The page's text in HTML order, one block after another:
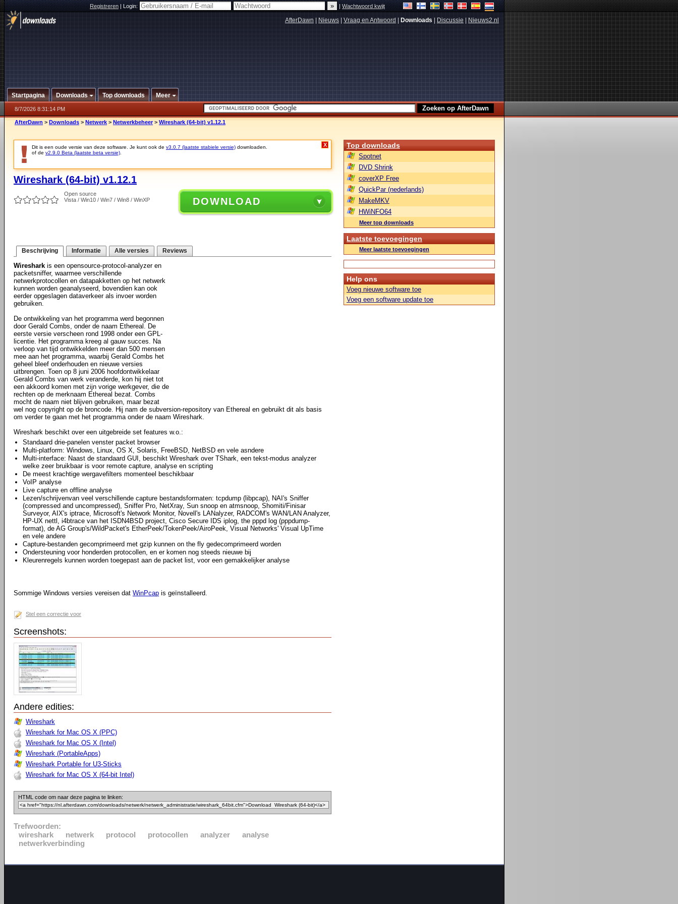
Registreren|Login: |Wachtwoord kwijt
AfterDawn Nieuws Vraag en Antwoord Downloads Discussie Nieuws2.nl
Startpagina Downloads Top downloads Meer
8/7/2026 8:31:14 PM
AfterDawn > Downloads > Netwerk > Netwerkbeheer > Wireshark (64-bit) v1.12.1
Dit is een oude versie van deze software. Je kunt ook de v3.0.7 (laatste stabiele versie) downloaden.
of de v2.9.0 Beta (laatste beta versie)
X
Wireshark (64-bit) v1.12.1
Open source
Vista / Win10 / Win7 / Win8 / WinXP
DOWNLOAD
Beschrijving Informatie Alle versies Reviews
Wireshark is een opensource-protocol-analyzer en
packetsniffer, waarmee verschillende
netwerkprotocollen en datapakketten op het netwerk
kunnen worden geanalyseerd, bovendien kan ook
eerder opgeslagen dataverkeer als invoer worden
gebruiken.
De ontwikkeling van het programma werd begonnen
door Gerald Combs, onder de naam Ethereal. De
eerste versie verscheen rond 1998 onder een GPL-
licentie. Het programma kreeg al gauw succes. Na
verloop van tijd ontwikkelden meer dan 500 mensen
mee aan het programma, waarbij Gerald Combs het
geheel bleef onderhouden en nieuwe versies
uitbrengen. Toen op 8 juni 2006 hoofdontwikkelaar
Gerald Combs van werk veranderde, kon hij niet tot
een akkoord komen met zijn vorige werkgever, die de
rechten op de merknaam Ethereal bezat. Combs
mocht de naam niet blijven gebruiken, maar bezat
wel nog copyright op de broncode. Hij nam de subversion-repository van Ethereal en gebruikt dit als basis
om verder te gaan met het programma onder de naam Wireshark.
Wireshark beschikt over een uitgebreide set features w.o.:
Standaard drie-panelen venster packet browser
Multi-platform: Windows, Linux, OS X, Solaris, FreeBSD, NetBSD en vele asndere
Multi-interface: Naast de standaard GUI, beschikt Wireshark over TShark, een tekst-modus analyzer
welke zeer bruikbaar is voor remote capture, analyse en scripting
De meest krachtige wergavefilters momenteel beschikbaar
VoIP analyse
Live capture en offline analyse
Lezen/schrijvenvan veel verschillende capture bestandsformaten: tcpdump (libpcap), NAI's Sniffer
(compressed and uncompressed), Sniffer Pro, NetXray, Sun snoop en atmsnoop, Shomiti/Finisar
Surveyor, AIX's iptrace, Microsoft's Network Monitor, Novell's LANalyzer, RADCOM's WAN/LAN Analyzer,
HP-UX nettl, i4btrace van het ISDN4BSD project, Cisco Secure IDS iplog, the pppd log (pppdump-
format), de AG Group's/WildPacket's EtherPeek/TokenPeek/AiroPeek, Visual Networks' Visual UpTime
en vele andere
Capture-bestanden gecomprimeerd met gzip kunnen on the fly gedecomprimeerd worden
Ondersteuning voor honderden protocollen, en er komen nog steeds nieuwe bij
Kleurenregels kunnen worden toegepast aan de packet list, voor een gemakkelijker analyse
Sommige Windows versies vereisen dat WinPcap is geïnstalleerd.
Stel een correctie voor
Screenshots:
Andere edities:
Wireshark
Wireshark for Mac OS X (PPC)
Wireshark for Mac OS X (Intel)
Wireshark (PortableApps)
Wireshark Portable for U3-Sticks
Wireshark for Mac OS X (64-bit Intel)
HTML code om naar deze pagina te linken:
Trefwoorden:
wireshark
netwerk protocol protocollen analyzer
analyse
netwerkverbinding
Top downloads
Spotnet
DVD Shrink
coverXP Free
QuickPar (nederlands)
MakeMKV
HWiNFO64
Meer top downloads
Laatste toevoegingen
Meer laatste toevoegingen
Help ons
Voeg nieuwe software toe
Voeg een software update toe